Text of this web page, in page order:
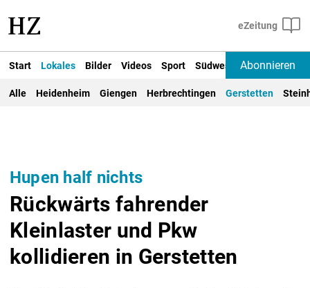
Start Lokales Bilder Videos Sport Südwest Deutschland
Abonnieren
Alle Heidenheim Giengen Herbrechtingen Gerstetten
Hupen half nichts
Rückwärts fahrender
Kleinlaster und Pkw
kollidieren in Gerstetten